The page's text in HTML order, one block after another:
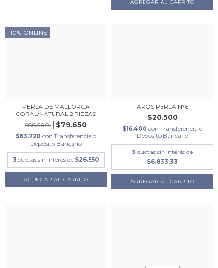
-10% ONLINE
PERLA DE MALLORCA
CORAL/NATURAL 2 PIEZAS
$88.500
$79.650
$63.720 con Transferencia o
Depósito Bancario
3 cuotas sin interés de $26.550
AROS PERLA N°6
$20.500
$16.400 con Transferencia o
Depósito Bancario
3 cuotas sin interés de
$6.833,33